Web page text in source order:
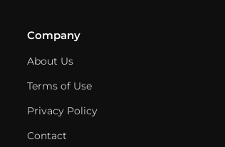
Company
About Us
Terms of Use
Privacy Policy
Contact